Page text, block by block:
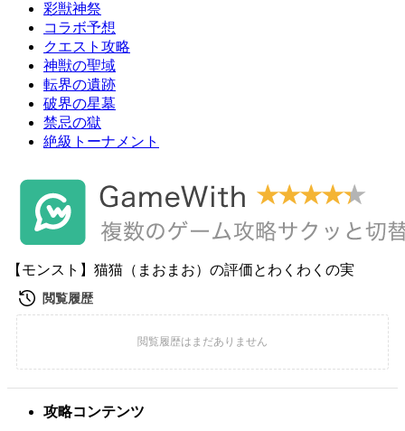
彩獣神祭
コラボ予想
クエスト攻略
神獣の聖域
転界の遺跡
破界の星墓
禁忌の獄
絶級トーナメント
【モンスト】猫猫（まおまお）の評価とわくわくの実
攻略コンテンツ